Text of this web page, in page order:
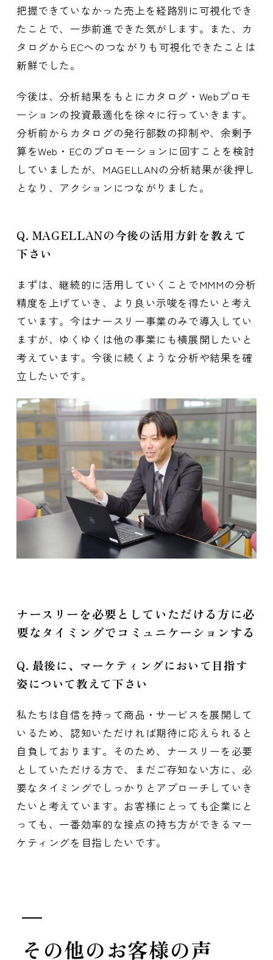
把握できていなかった売上を経路別に可視化でき
たことで、一歩前進できた気がします。また、カ
タログからECへのつながりも可視化できたことは
新鮮でした。
今後は、分析結果をもとにカタログ・Webプロモ
ーションの投資最適化を徐々に行っていきます。
分析前からカタログの発行部数の抑制や、余剰予
算をWeb・ECのプロモーションに回すことを検討
していましたが、MAGELLANの分析結果が後押し
となり、アクションにつながりました。
Q. MAGELLANの今後の活用方針を教えて
下さい
まずは、継続的に活用していくことでMMMの分析
精度を上げていき、より良い示唆を得たいと考え
ています。今はナースリー事業のみで導入してい
ますが、ゆくゆくは他の事業にも横展開したいと
考えています。今後に続くような分析や結果を確
立したいです。
ナースリーを必要としていただける方に必
要なタイミングでコミュニケーションする
Q. 最後に、マーケティングにおいて目指す
姿について教えて下さい
私たちは自信を持って商品・サービスを展開して
いるため、認知いただければ期待に応えられると
自負しております。そのため、ナースリーを必要
としていただける方で、まだご存知ない方に、必
要なタイミングでしっかりとアプローチしていき
たいと考えています。お客様にとっても企業にと
っても、一番効率的な接点の持ち方ができるマー
ケティングを目指したいです。
その他のお客様の声